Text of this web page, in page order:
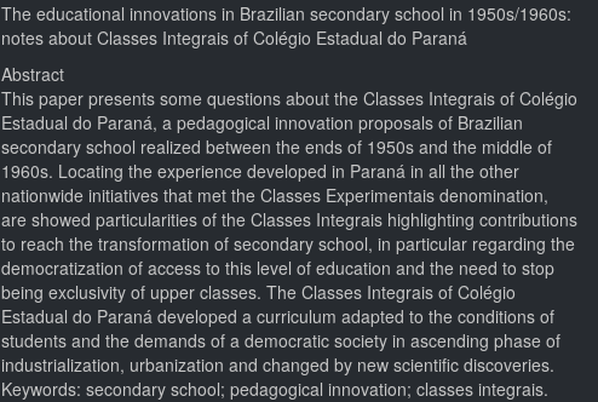
The educational innovations in Brazilian secondary school in 1950s/1960s:
notes about Classes Integrais of Colégio Estadual do Paraná
Abstract
This paper presents some questions about the Classes Integrais of Colégio
Estadual do Paraná, a pedagogical innovation proposals of Brazilian
secondary school realized between the ends of 1950s and the middle of
1960s. Locating the experience developed in Paraná in all the other
nationwide initiatives that met the Classes Experimentais denomination,
are showed particularities of the Classes Integrais highlighting contributions
to reach the transformation of secondary school, in particular regarding the
democratization of access to this level of education and the need to stop
being exclusivity of upper classes. The Classes Integrais of Colégio
Estadual do Paraná developed a curriculum adapted to the conditions of
students and the demands of a democratic society in ascending phase of
industrialization, urbanization and changed by new scientific discoveries.
Keywords: secondary school; pedagogical innovation; classes integrais.